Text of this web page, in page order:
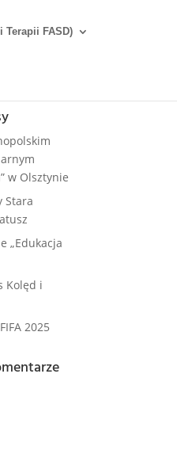
Terapii FASD)
w Olsztynie
Stara
„Edukacja
Kolęd i
2025